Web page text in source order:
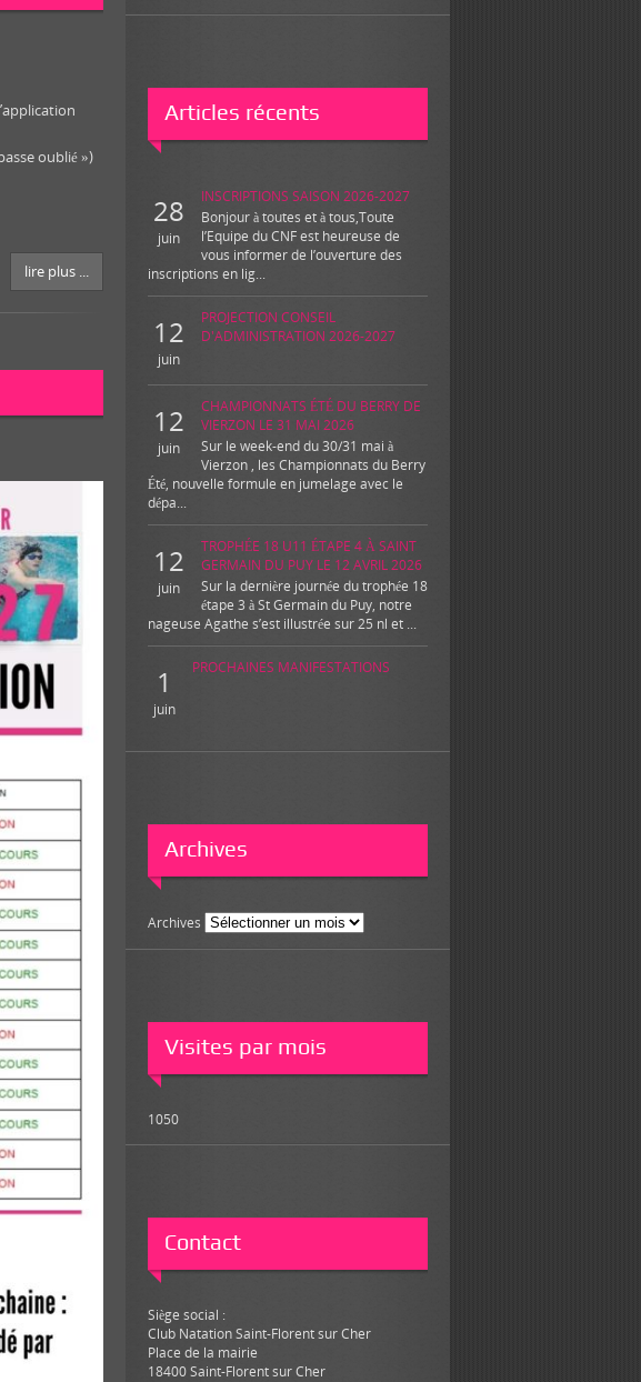
Articles récents
28
juin
INSCRIPTIONS SAISON 2026-2027
Bonjour à toutes et à tous,Toute
l’Equipe du CNF est heureuse de
vous informer de l’ouverture des
inscriptions en lig...
12
juin
PROJECTION CONSEIL
D'ADMINISTRATION 2026-2027
12
juin
CHAMPIONNATS ÉTÉ DU BERRY DE
VIERZON LE 31 MAI 2026
Sur le week-end du 30/31 mai à
Vierzon , les Championnats du Berry
Été, nouvelle formule en jumelage avec le
dépa...
12
juin
TROPHÉE 18 U11 ÉTAPE 4 À SAINT
GERMAIN DU PUY LE 12 AVRIL 2026
Sur la dernière journée du trophée 18
étape 3 à St Germain du Puy, notre
nageuse Agathe s’est illustrée sur 25 nl et ...
1
juin
PROCHAINES MANIFESTATIONS
Archives
Archives
Visites par mois
1050
Contact
Siège social :
Club Natation Saint-Florent sur Cher
Place de la mairie
18400 Saint-Florent sur Cher
oublié »)
lire plus ...